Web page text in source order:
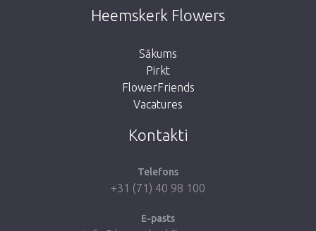
This page does not exist. Click on the
button below to return to the shop.
Heemskerk Flowers
Sākums
Pirkt
FlowerFriends
Vacatures
Kontakti
Telefons
+31 (71) 40 98 100
E-pasts